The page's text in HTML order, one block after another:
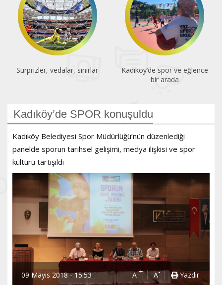
Kadıköy’de spor ve eğlence
Acıbadem Yüzme Havuzu
yenilendi
Kadıköy’de SPOR konuşuldu
Kadıköy Belediyesi Spor Müdürlüğü’nün düzenlediği
panelde sporun tarihsel gelişimi, medya ilişkisi ve spor
kültürü tartışıldı
09 Mayıs 2018 - 15:53 A + A- Yazdır